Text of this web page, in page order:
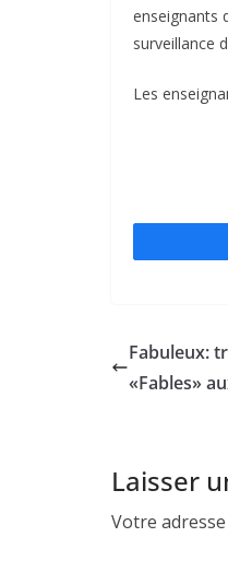
enseignants
surveillance
Les
Fabuleux:
«Fables»
Laisser
Votre